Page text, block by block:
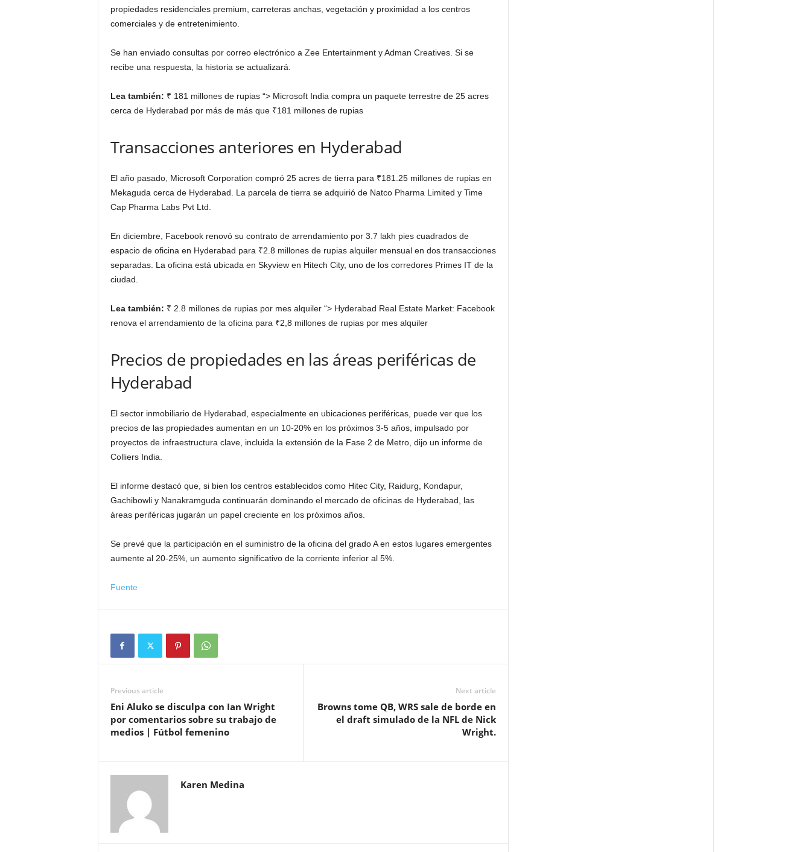
propiedades residenciales premium, carreteras anchas, vegetación y proximidad a los centros
comerciales y de entretenimiento.
Se han enviado consultas por correo electrónico a Zee Entertainment y Adman Creatives. Si se
recibe una respuesta, la historia se actualizará.
Lea también: ₹ 181 millones de rupias “> Microsoft India compra un paquete terrestre de 25 acres
cerca de Hyderabad por más de más que ₹181 millones de rupias
Transacciones anteriores en Hyderabad
El año pasado, Microsoft Corporation compró 25 acres de tierra para ₹181.25 millones de rupias en
Mekaguda cerca de Hyderabad. La parcela de tierra se adquirió de Natco Pharma Limited y Time
Cap Pharma Labs Pvt Ltd.
En diciembre, Facebook renovó su contrato de arrendamiento por 3.7 lakh pies cuadrados de
espacio de oficina en Hyderabad para ₹2.8 millones de rupias alquiler mensual en dos transacciones
separadas. La oficina está ubicada en Skyview en Hitech City, uno de los corredores Primes IT de la
ciudad.
Lea también: ₹ 2.8 millones de rupias por mes alquiler “> Hyderabad Real Estate Market: Facebook
renova el arrendamiento de la oficina para ₹2,8 millones de rupias por mes alquiler
Precios de propiedades en las áreas periféricas de
Hyderabad
El sector inmobiliario de Hyderabad, especialmente en ubicaciones periféricas, puede ver que los
precios de las propiedades aumentan en un 10-20% en los próximos 3-5 años, impulsado por
proyectos de infraestructura clave, incluida la extensión de la Fase 2 de Metro, dijo un informe de
Colliers India.
El informe destacó que, si bien los centros establecidos como Hitec City, Raidurg, Kondapur,
Gachibowli y Nanakramguda continuarán dominando el mercado de oficinas de Hyderabad, las
áreas periféricas jugarán un papel creciente en los próximos años.
Se prevé que la participación en el suministro de la oficina del grado A en estos lugares emergentes
aumente al 20-25%, un aumento significativo de la corriente inferior al 5%.
Fuente
Previous article
Eni Aluko se disculpa con Ian Wright
por comentarios sobre su trabajo de
medios | Fútbol femenino
Next article
Browns tome QB, WRS sale de borde en
el draft simulado de la NFL de Nick
Wright.
Karen Medina